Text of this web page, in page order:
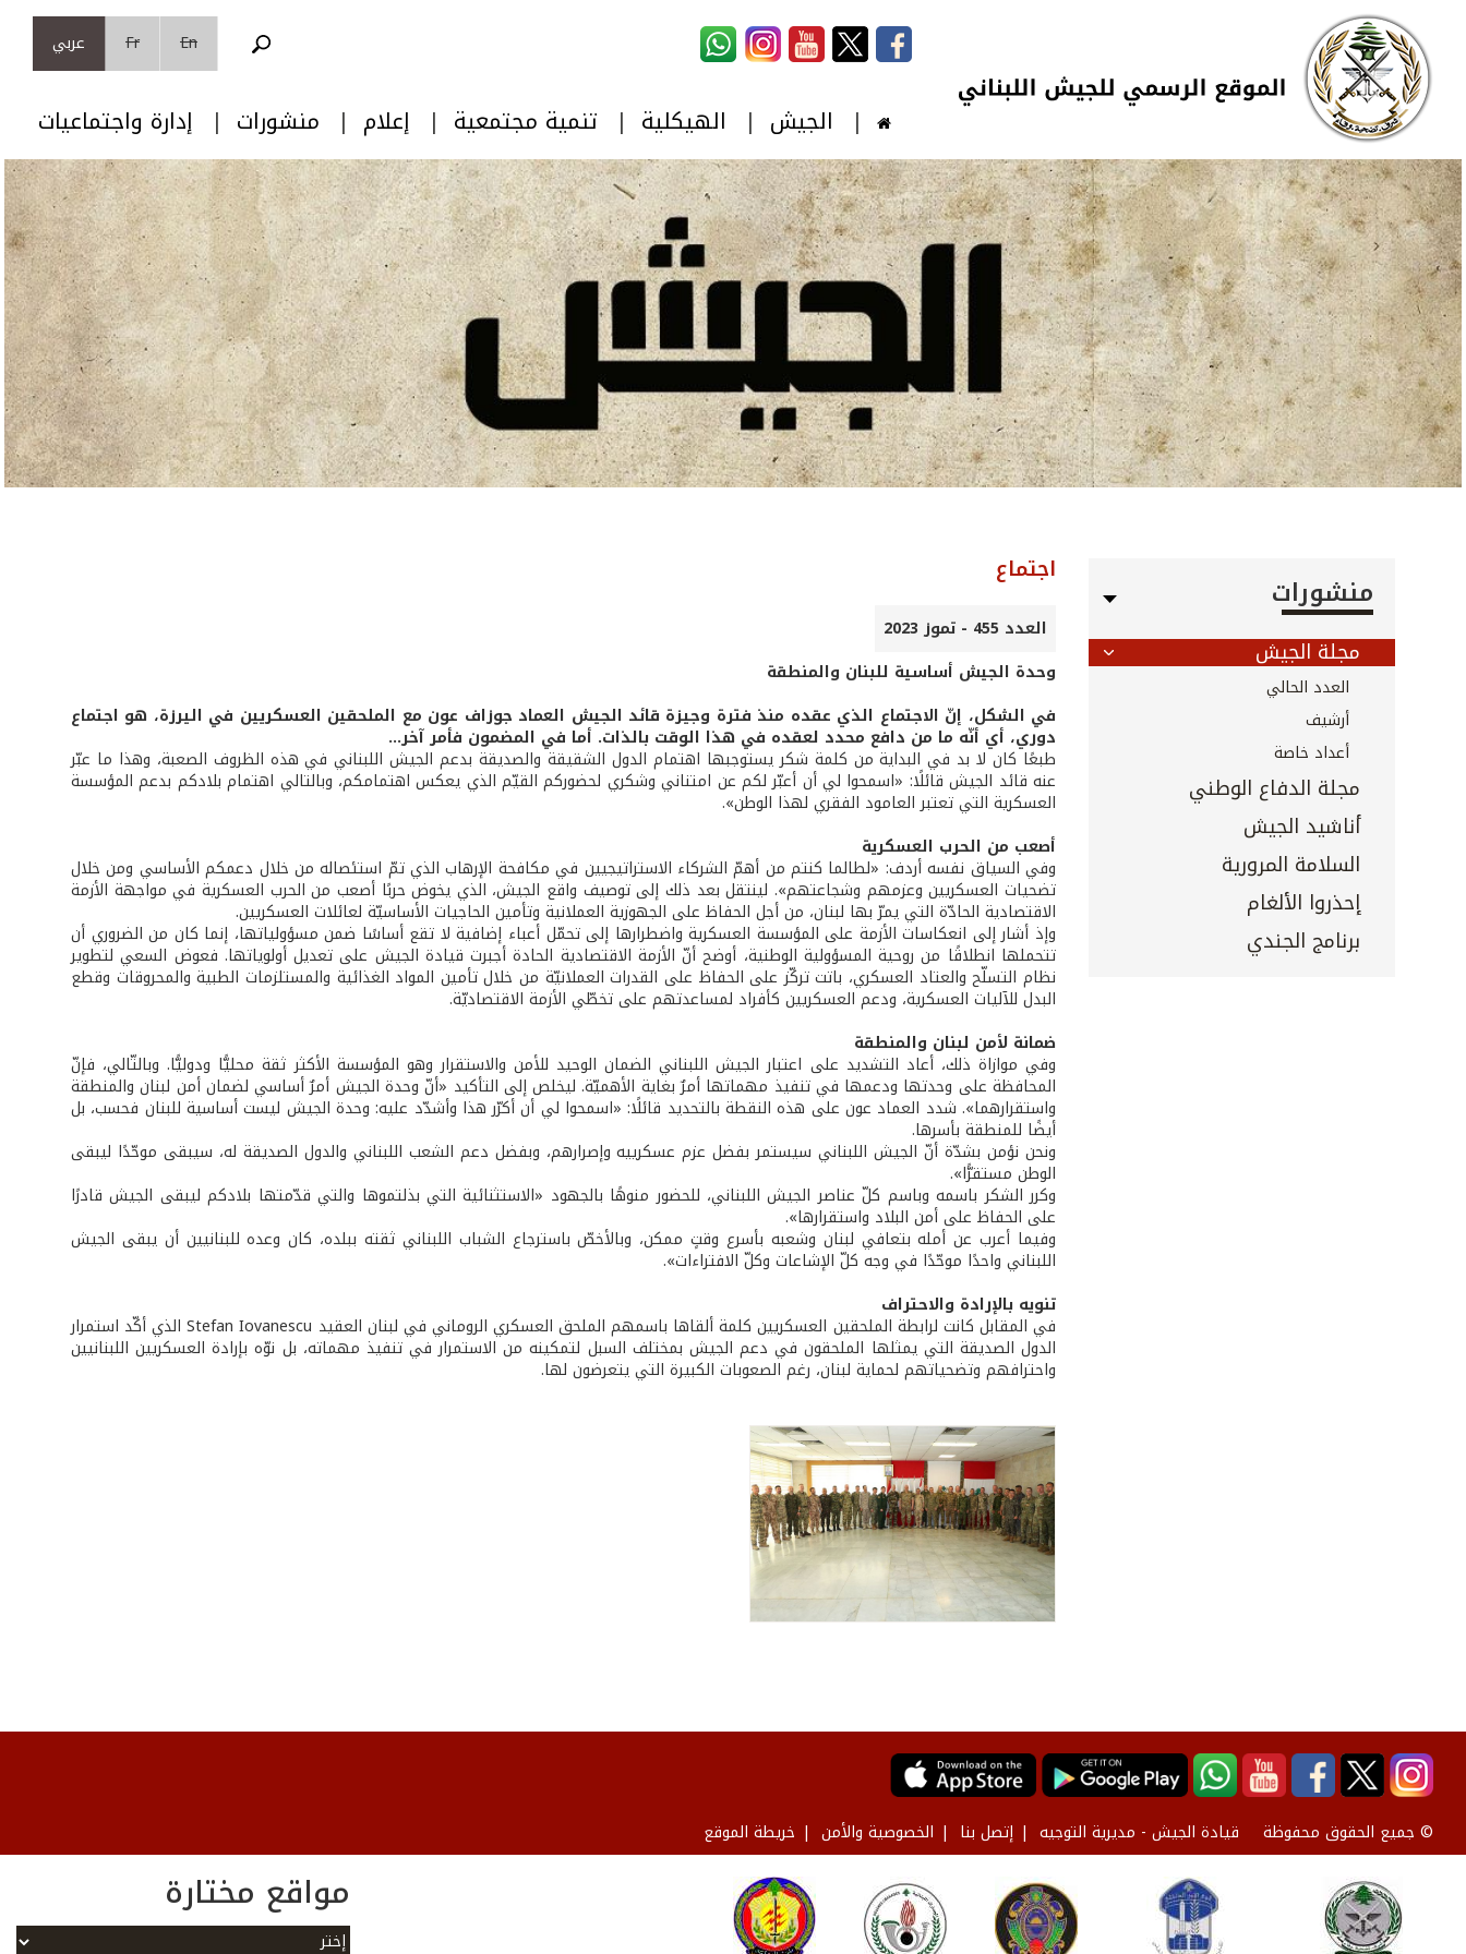
تجاوز إلى المحتوى الرئيسي
Skip to navigation
En
Fr عربي
الجيش الهيكلية تنمية مجتمعية إعلام منشورات إدارة واجتماعيات
منشورات
مجلة الجيش
العدد الحالي
أرشيف
أعداد خاصة
مجلة الدفاع الوطني
أناشيد الجيش
السلامة المرورية
إحذروا الألغام
برنامج الجندي
اجتماع
العدد 455 - تموز 2023
وحدة الجيش أساسية للبنان والمنطقة
في الشكل، إنّ الاجتماع الذي عقده منذ فترة وجيزة قائد الجيش العماد جوزاف عون مع الملحقين العسكريين في اليرزة، هو اجتماع
دوري، أي أنّه ما من دافع محدد لعقده في هذا الوقت بالذات. أما في المضمون فأمر آخر...
طبعًا كان لا بد في البداية من كلمة شكر يستوجبها اهتمام الدول الشقيقة والصديقة بدعم الجيش اللبناني في هذه الظروف الصعبة، وهذا ما عبّر
عنه قائد الجيش قائلًا: «اسمحوا لي أن أعبّر لكم عن امتناني وشكري لحضوركم القيّم الذي يعكس اهتمامكم، وبالتالي اهتمام بلادكم بدعم المؤسسة
العسكرية التي تعتبر العامود الفقري لهذا الوطن».
أصعب من الحرب العسكرية
وفي السياق نفسه أردف: «لطالما كنتم من أهمّ الشركاء الاستراتيجيين في مكافحة الإرهاب الذي تمّ استئصاله من خلال دعمكم الأساسي ومن خلال
تضحيات العسكريين وعزمهم وشجاعتهم». لينتقل بعد ذلك إلى توصيف واقع الجيش، الذي يخوض حربًا أصعب من الحرب العسكرية في مواجهة الأزمة
الاقتصادية الحادّة التي يمرّ بها لبنان، من أجل الحفاظ على الجهوزية العملانية وتأمين الحاجيات الأساسيّة لعائلات العسكريين.
وإذ أشار إلى انعكاسات الأزمة على المؤسسة العسكرية واضطرارها إلى تحمّل أعباء إضافية لا تقع أساسًا ضمن مسؤولياتها، إنما كان من الضروري أن
تتحملها انطلاقًا من روحية المسؤولية الوطنية، أوضح أنّ الأزمة الاقتصادية الحادة أجبرت قيادة الجيش على تعديل أولوياتها. فعوض السعي لتطوير
نظام التسلّح والعتاد العسكري، باتت تركّز على الحفاظ على القدرات العملانيّة من خلال تأمين المواد الغذائية والمستلزمات الطبية والمحروقات وقطع
البدل للآليات العسكرية، ودعم العسكريين كأفراد لمساعدتهم على تخطّي الأزمة الاقتصاديّة.
ضمانة لأمن لبنان والمنطقة
وفي موازاة ذلك، أعاد التشديد على اعتبار الجيش اللبناني الضمان الوحيد للأمن والاستقرار وهو المؤسسة الأكثر ثقة محليًّا ودوليًّا. وبالتّالي، فإنّ
المحافظة على وحدتها ودعمها في تنفيذ مهماتها أمرٌ بغاية الأهميّة. ليخلص إلى التأكيد «أنّ وحدة الجيش أمرٌ أساسي لضمان أمن لبنان والمنطقة
واستقرارهما». شدد العماد عون على هذه النقطة بالتحديد قائلًا: «اسمحوا لي أن أكرّر هذا وأشدّد عليه: وحدة الجيش ليست أساسية للبنان فحسب، بل
أيضًا للمنطقة بأسرها.
ونحن نؤمن بشدّة أنّ الجيش اللبناني سيستمر بفضل عزم عسكرييه وإصرارهم، وبفضل دعم الشعب اللبناني والدول الصديقة له، سيبقى موحّدًا ليبقى
الوطن مستقرًّا».
وكرر الشكر باسمه وباسم كلّ عناصر الجيش اللبناني، للحضور منوهًا بالجهود «الاستثنائية التي بذلتموها والتي قدّمتها بلادكم ليبقى الجيش قادرًا
على الحفاظ على أمن البلاد واستقرارها».
وفيما أعرب عن أمله بتعافي لبنان وشعبه بأسرع وقتٍ ممكن، وبالأخصّ باسترجاع الشباب اللبناني ثقته ببلده، كان وعده للبنانيين أن يبقى الجيش
اللبناني واحدًا موحّدًا في وجه كلّ الإشاعات وكلّ الافتراءات».
تنويه بالإرادة والاحتراف
في المقابل كانت لرابطة الملحقين العسكريين كلمة ألقاها باسمهم الملحق العسكري الروماني في لبنان العقيد Stefan Iovanescu الذي أكّد استمرار
الدول الصديقة التي يمثلها الملحقون في دعم الجيش بمختلف السبل لتمكينه من الاستمرار في تنفيذ مهماته، بل نوّه بإرادة العسكريين اللبنانيين
واحترافهم وتضحياتهم لحماية لبنان، رغم الصعوبات الكبيرة التي يتعرضون لها.
© جميع الحقوق محفوظة قيادة الجيش - مديرية التوجيه إتصل بنا الخصوصية والأمن خريطة الموقع
مواقع مختارة